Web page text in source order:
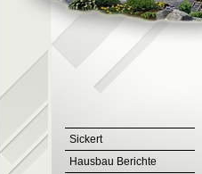
Sickert
Hausbau Berichte